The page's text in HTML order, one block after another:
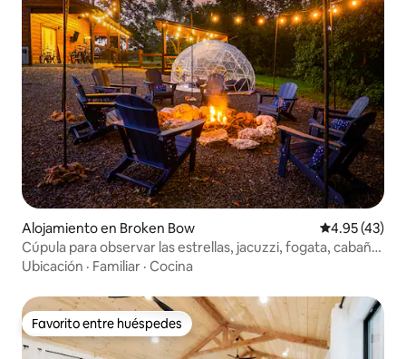
Alojamiento en Broken Bow Calificación
4.95 (43)
Cúpula para observar las estrellas, jacuzzi, fogata, cabaña
de lujo
Ubicación · Familiar · Cocina
Favorito entre huéspedes
Favorito entre huéspedes